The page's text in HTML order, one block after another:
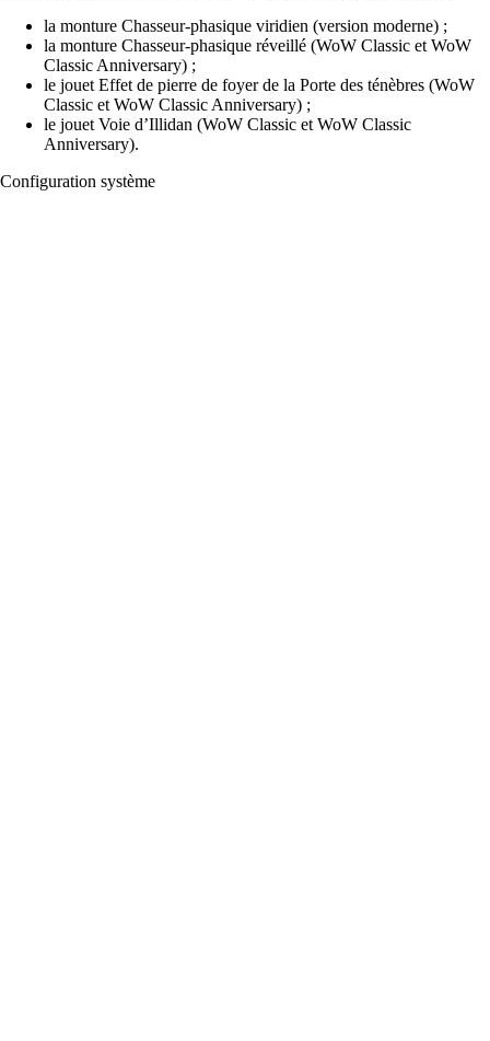
la monture Chasseur-phasique viridien (version moderne) ;
la monture Chasseur-phasique réveillé (WoW Classic et WoW
Classic Anniversary) ;
le jouet Effet de pierre de foyer de la Porte des ténèbres (WoW
Classic et WoW Classic Anniversary) ;
le jouet Voie d’Illidan (WoW Classic et WoW Classic
Anniversary).
Configuration système